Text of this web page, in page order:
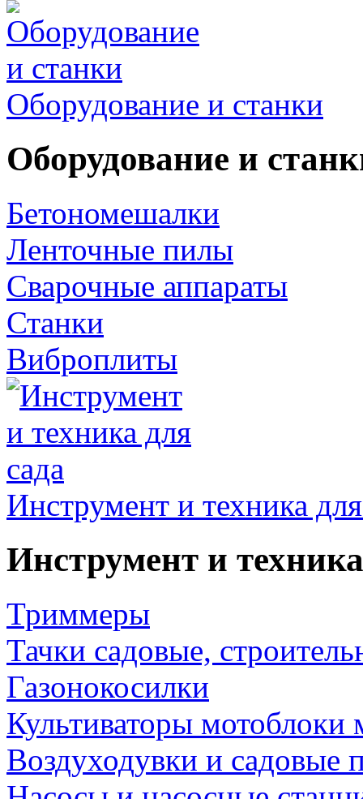
Оборудование и станки
Оборудование и
Бетономешалки
Ленточные пилы
Сварочные аппараты
Станки
Виброплиты
Инструмент и техника
Инструмент и
Триммеры
Тачки садовые,
Газонокосилки
Культиваторы мотоблоки
Воздуходувки и садовые